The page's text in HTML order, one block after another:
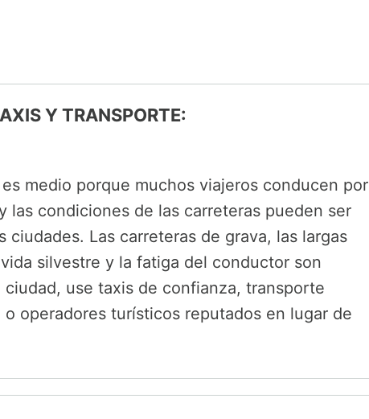
Y TRANSPORTE:
medio porque muchos viajeros conducen por
las condiciones de las carreteras pueden ser
ciudades. Las carreteras de grava, las largas
silvestre y la fatiga del conductor son
ciudad, use taxis de confianza, transporte
operadores turísticos reputados en lugar de